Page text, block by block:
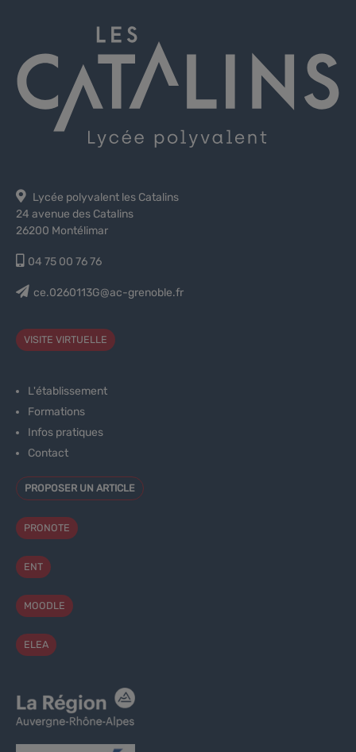
Lycée polyvalent les Catalins
24 avenue des Catalins
26200 Montélimar
04 75 00 76 76
ce.0260113G@ac-grenoble.fr
VISITE VIRTUELLE
L'établissement
Formations
Infos pratiques
Contact
PROPOSER UN ARTICLE
PRONOTE
ENT
MOODLE
ELEA